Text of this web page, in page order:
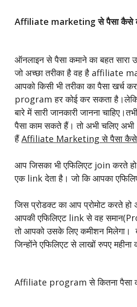
Affiliate marketing से पैसा कैसे
ऑनलाइन से पैसा कमाने का बहत सारा
जो अच्छा तरीका है वह है affiliate
आपको किसी भी तरीका का पैसा खर्च
program हर कोई कर सकता
बारे में सारी जानकारी जानना
पैसा काम सकते हैं। तो अभीचलिए
हैंAffiliate Marketing से पैसा कैसे
आप जिसका भी एफिलिएट join करते
एक link देता है। जो कि आपका
जिस प्रोडक्ट का आप प्रोमोट करते हो
आपकी एफिलिएट link से वह
तो आपको उसके लिए कमीशन मिलेगा।
जिन्होंने एफिलिएट से लाखों रुपए महीना
Affiliate program से कितना पैसा